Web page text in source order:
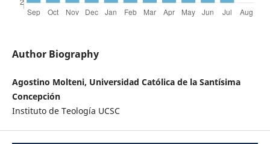
Author Biography
Agostino Molteni, Universidad Católica de la Santísima
Concepción
Instituto de Teología UCSC